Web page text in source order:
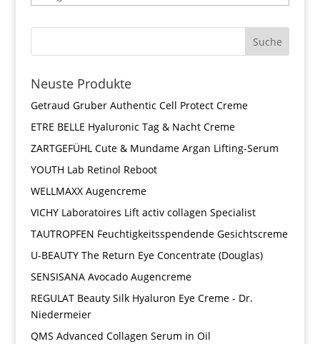
Neuste Produkte
Getraud Gruber Authentic Cell Protect Creme
ETRE BELLE Hyaluronic Tag & Nacht Creme
ZARTGEFÜHL Cute & Mundame Argan Lifting-Serum
YOUTH Lab Retinol Reboot
WELLMAXX Augencreme
VICHY Laboratoires Lift activ collagen Specialist
TAUTROPFEN Feuchtigkeitsspendende Gesichtscreme
U-BEAUTY The Return Eye Concentrate (Douglas)
SENSISANA Avocado Augencreme
REGULAT Beauty Silk Hyaluron Eye Creme - Dr.
Niedermeier
QMS Advanced Collagen Serum in Oil